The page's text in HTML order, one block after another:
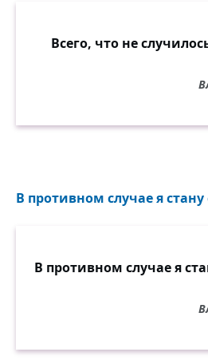
Всего, что не
В противном случае я
В противном случае я